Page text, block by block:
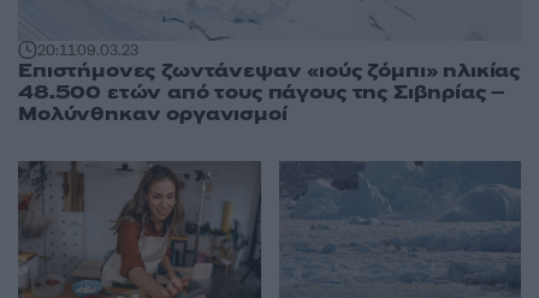
20:1109.03.23
Επιστήμονες ζωντάνεψαν «ιούς ζόμπι» ηλικίας
48.500 ετών από τους πάγους της Σιβηρίας –
Μολύνθηκαν οργανισμοί